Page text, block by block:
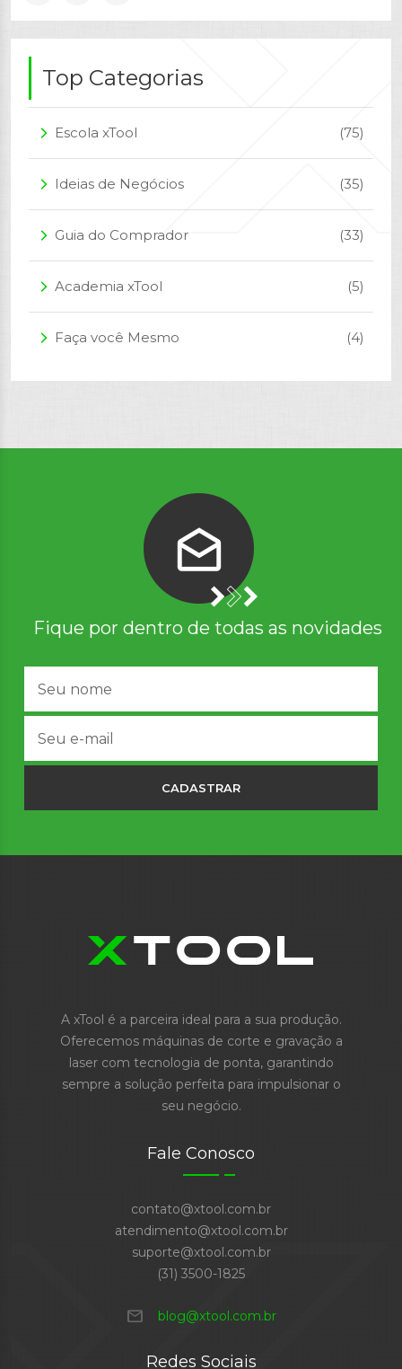
Top Categorias
arrow_forward_ios Escola xTool (75)
arrow_forward_ios Ideias de Negócios (35)
arrow_forward_ios Guia do Comprador (33)
arrow_forward_ios Academia xTool (5)
arrow_forward_ios Faça você Mesmo (4)
Fique por dentro de todas as novidades
CADASTRAR
A xTool é a parceira ideal para a sua produção.
Oferecemos máquinas de corte e gravação a
laser com tecnologia de ponta, garantindo
sempre a solução perfeita para impulsionar o
seu negócio.
Fale Conosco
contato@xtool.com.br
atendimento@xtool.com.br
suporte@xtool.com.br
(31) 3500-1825
mail blog@xtool.com.br
Redes Sociais